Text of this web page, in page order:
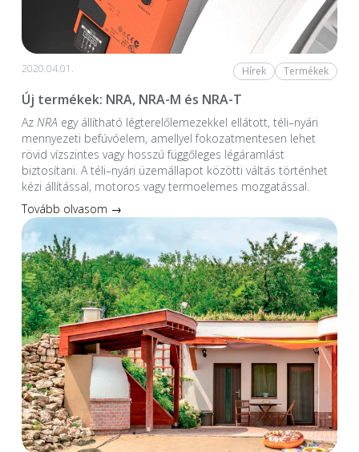
2020.04.01. Hírek Termékek
Új termékek: NRA, NRA-M és NRA-T
Az NRA egy állítható légterelőlemezekkel ellátott, téli–nyári
mennyezeti befúvóelem, amellyel fokozatmentesen lehet
rövid vízszintes vagy hosszú függőleges légáramlást
biztosítani. A téli–nyári üzemállapot közötti váltás történhet
kézi állítással, motoros vagy termoelemes mozgatással.
Tovább olvasom →